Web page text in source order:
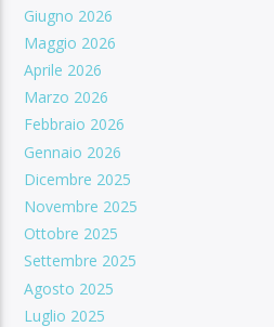
Giugno 2026
Maggio 2026
Aprile 2026
Marzo 2026
Febbraio 2026
Gennaio 2026
Dicembre 2025
Novembre 2025
Ottobre 2025
Settembre 2025
Agosto 2025
Luglio 2025